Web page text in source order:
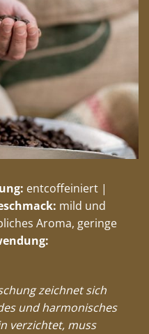
entcoffeiniert |
mild und
Aroma, geringe
zeichnet sich
und harmonisches
verzichtet, muss